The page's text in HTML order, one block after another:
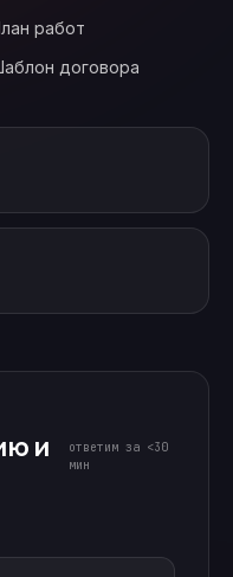
работ
договора
и
ответим за <30
мин